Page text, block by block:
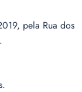
pela Rua dos